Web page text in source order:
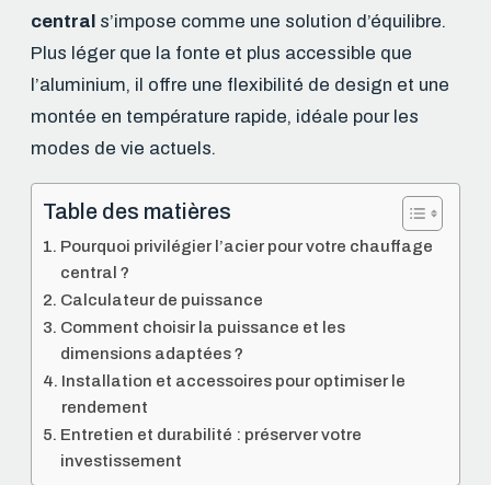
central s’impose comme une solution d’équilibre.
Plus léger que la fonte et plus accessible que
l’aluminium, il offre une flexibilité de design et une
montée en température rapide, idéale pour les
modes de vie actuels.
Table des matières
Pourquoi privilégier l’acier pour votre chauffage
central ?
Calculateur de puissance
Comment choisir la puissance et les
dimensions adaptées ?
Installation et accessoires pour optimiser le
rendement
Entretien et durabilité : préserver votre
investissement